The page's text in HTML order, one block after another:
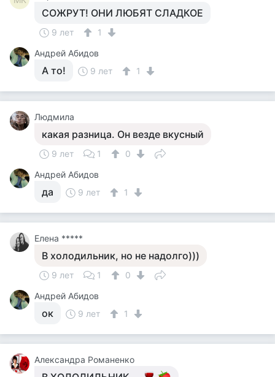
СОЖРУТ! ОНИ ЛЮБЯТ СЛАДКОЕ
9 лет
1
Андрей Абидов
А то! 9 лет 1
Людмила
какая разница. Он везде вкусный
9 лет 1
0
Андрей Абидов
да 9 лет 1
Елена *****
В холодильник, но не надолго)))
9 лет 1
0
Андрей Абидов
ок 9 лет 1
Александра Романенко